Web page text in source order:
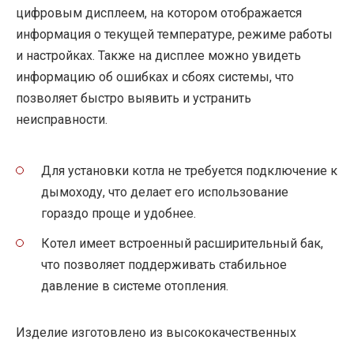
цифровым дисплеем, на котором отображается
информация о текущей температуре, режиме работы
и настройках. Также на дисплее можно увидеть
информацию об ошибках и сбоях системы, что
позволяет быстро выявить и устранить
неисправности.
Для установки котла не требуется подключение к
дымоходу, что делает его использование
гораздо проще и удобнее.
Котел имеет встроенный расширительный бак,
что позволяет поддерживать стабильное
давление в системе отопления.
Изделие изготовлено из высококачественных